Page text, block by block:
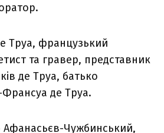
Труа, французький
та гравер, представник
де Труа, батько
де Труа.
Афанасьєв-Чужбинський,